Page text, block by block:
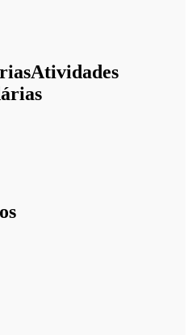
Atividades